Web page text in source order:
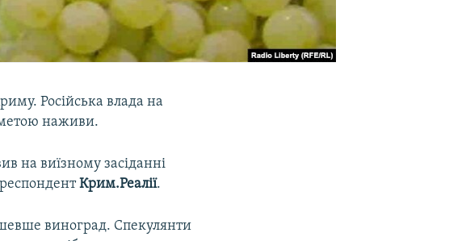
Російська влада на
метою наживи.
на виїзному засіданні
Крим.Реалії.
виноград. Спекулянти